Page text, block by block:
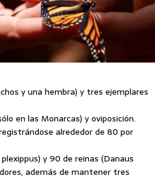
y una hembra) y tres ejemplares
en las Monarcas) y oviposición.
alrededor de 80 por
y 90 de reinas (Danaus
además de mantener tres